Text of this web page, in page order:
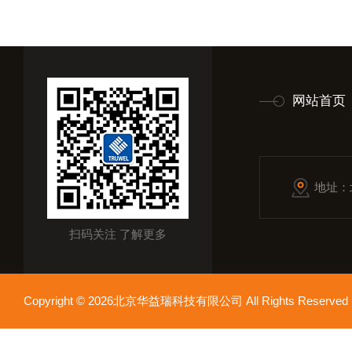
扫码关注 了解更多
网站首页
地址
Copyright © 2026北京华益瑞科技有限公司 All Rights